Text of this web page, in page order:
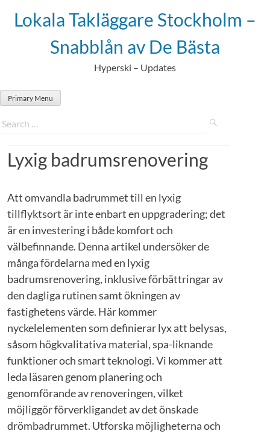
Lokala Takläggare Stockholm –
Snabblån av De Bästa
Hyperski – Updates
Primary Menu
Lyxig badrumsrenovering
Att omvandla badrummet till en lyxig
tillflyktsort är inte enbart en uppgradering; det
är en investering i både komfort och
välbefinnande. Denna artikel undersöker de
många fördelarna med en lyxig
badrumsrenovering, inklusive förbättringar av
den dagliga rutinen samt ökningen av
fastighetens värde. Här kommer
nyckelelementen som definierar lyx att belysas,
såsom högkvalitativa material, spa-liknande
funktioner och smart teknologi. Vi kommer att
leda läsaren genom planering och
genomförande av renoveringen, vilket
möjliggör förverkligandet av det önskade
drömbadrummet. Utforska möjligheterna och